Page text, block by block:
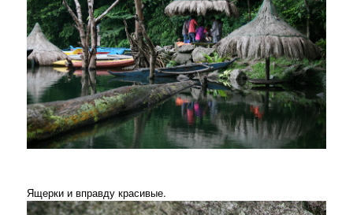
Ящерки и вправду красивые.